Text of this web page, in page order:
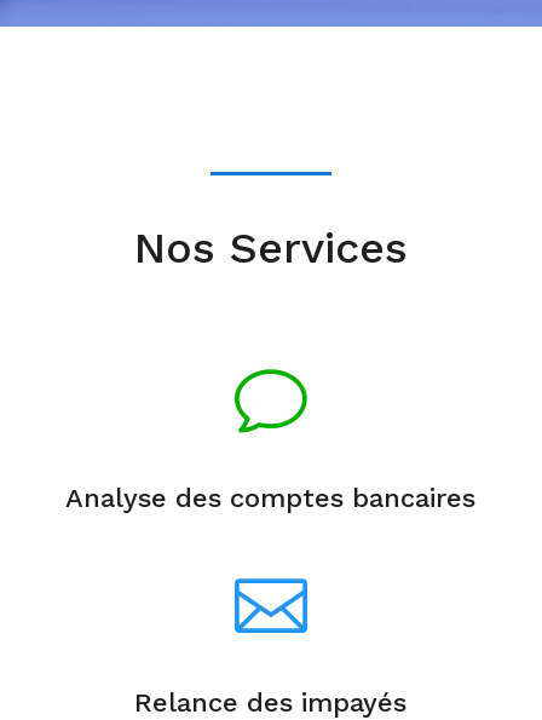
Nos Services
v
Analyse des comptes bancaires

Relance des impayés